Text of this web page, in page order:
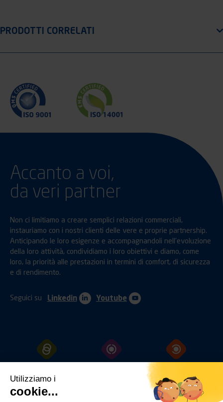
Utilizziamo i
cookie...
Accanto a voi,
da veri partner
Non ci limitiamo a creare semplici relazioni commerciali,
instauriamo con i nostri clienti delle vere e proprie partnership.
Anticipando le loro esigenze e accompagnandoli nell’evoluzione
della loro attività, condividiamo i loro obiettivi e diamo, come
loro, la priorità alle prestazioni in termini di comfort, di sicurezza
e di rendimento.
Seguici su Linkedin Youtube